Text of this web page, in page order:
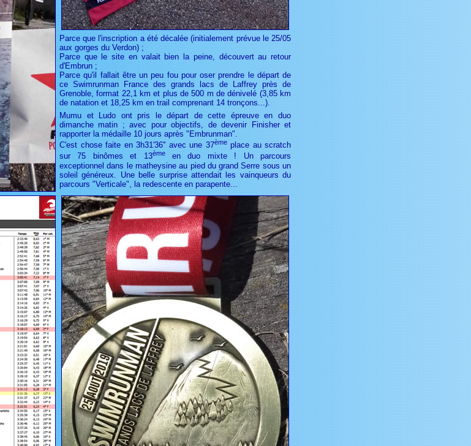
Parce que l'inscription a été décalée (initialement prévue le 25/05
aux gorges du Verdon) ;
Parce que le site en valait bien la peine, découvert au retour
d'Embrun ;
Parce qu'il fallait être un peu fou pour oser prendre le départ de
ce Swimrunman France des grands lacs de Laffrey près de
Grenoble, format 22,1 km et plus de 500 m de dénivelé (3,85 km
de natation et 18,25 km en trail comprenant 14 tronçons...).
Mumu et Ludo ont pris le départ de cette épreuve en duo
dimanche matin ; avec pour objectifs, de devenir Finisher et
rapporter la médaille 10 jours après "Embrunman".
C'est chose faite en 3h31'36'' avec une 37èmeplace au scratch
sur 75 binômes et 13èmeen duo mixte ! Un parcours
exceptionnel dans le matheysine au pied du grand Serre sous un
soleil généreux. Une belle surprise attendait les vainqueurs du
parcours "Verticale", la redescente en parapente...